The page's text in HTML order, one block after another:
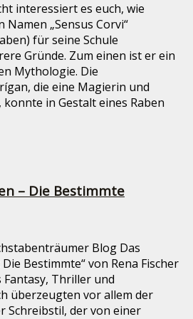
interessiert es euch, wie
„Sensus Corvi“
für seine Schule
Gründe. Zum einen ist er ein
Mythologie. Die
die eine Magierin und
in Gestalt eines Raben
– Die Bestimmte
Blog Das
Bestimmte“ von Rena Fischer
Thriller und
überzeugten vor allem der
Schreibstil, der von einer